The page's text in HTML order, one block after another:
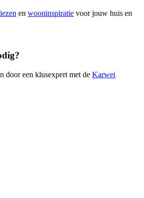
en wooninspiratie voor jouw huis en
door een klusexpert met de Karwei